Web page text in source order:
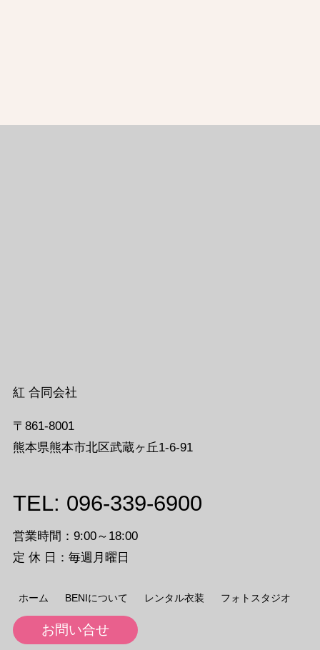
紅 合同会社
〒861-8001
熊本県熊本市北区武蔵ヶ丘1-6-91
TEL: 096-339-6900
営業時間：9:00～18:00
定 休 日：毎週月曜日
ホーム BENIについて レンタル衣装 フォトスタジオ
お問い合せ